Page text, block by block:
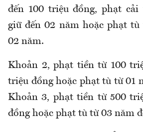
đến 100 triệu đồng, phạt
giữ đến 02 năm hoặc phạt
02 năm.
Khoản 2, phạt tiền từ 100
triệu đồng hoặc phạt tù từ 01
Khoản 3, phạt tiền từ 500
đồng hoặc phạt tù từ 03 năm